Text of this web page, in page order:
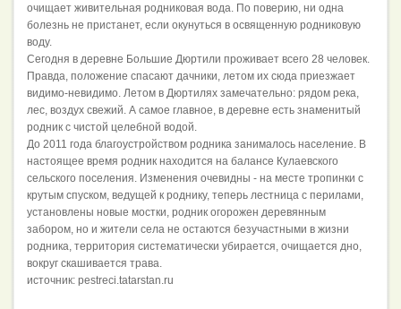
очищает живительная родниковая вода. По поверию, ни одна
болезнь не пристанет, если окунуться в освященную родниковую
воду.
Сегодня в деревне Большие Дюртили проживает всего 28 человек.
Правда, положение спасают дачники, летом их сюда приезжает
видимо-невидимо. Летом в Дюртилях замечательно: рядом река,
лес, воздух свежий. А самое главное, в деревне есть знаменитый
родник с чистой целебной водой.
До 2011 года благоустройством родника занималось население. В
настоящее время родник находится на балансе Кулаевского
сельского поселения. Изменения очевидны - на месте тропинки с
крутым спуском, ведущей к роднику, теперь лестница с перилами,
установлены новые мостки, родник огорожен деревянным
забором, но и жители села не остаются безучастными в жизни
родника, территория систематически убирается, очищается дно,
вокруг скашивается трава.
источник: pestreci.tatarstan.ru